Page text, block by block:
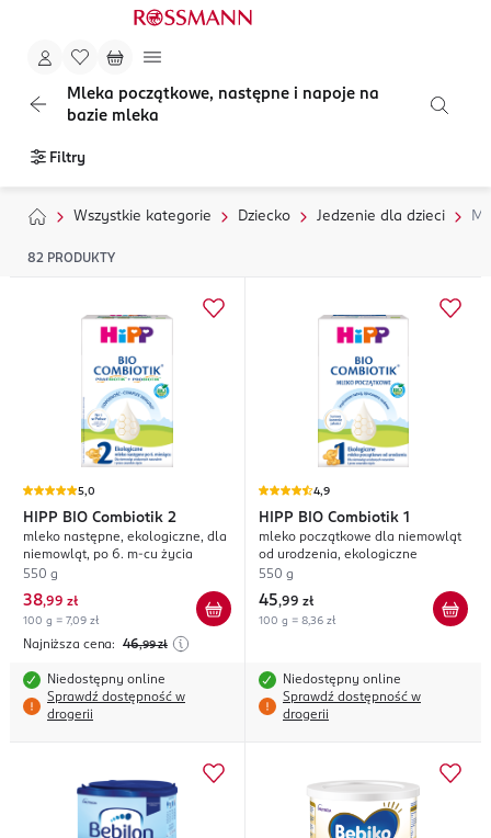
Mleka początkowe, następne i napoje na
bazie mleka
Filtry
Wszystkie kategorie Dziecko Jedzenie dla dzieci
82 PRODUKTY
5,0
HIPP BIO Combiotik 2
mleko następne, ekologiczne, dla
niemowląt, po 6. m-cu życia
550 g
38,99 zł
100 g = 7,09 zł
Najniższa cena: 46,99 zł
Niedostępny online
Sprawdź dostępność w
drogerii
4,9
HIPP BIO Combiotik 1
mleko początkowe dla niemowląt
od urodzenia, ekologiczne
550 g
45,99 zł
100 g = 8,36 zł
Niedostępny online
Sprawdź dostępność w
drogerii